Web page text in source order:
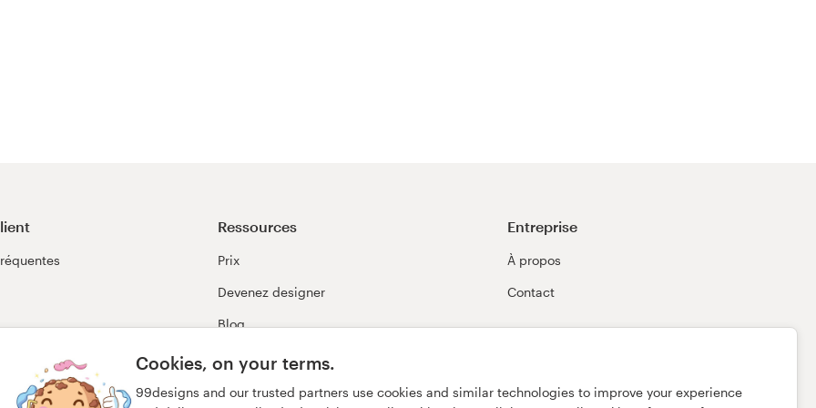
Cookies, on your terms.
99designs and our trusted partners use cookies and similar technologies to improve your experience
Ressources
Prix
Devenez designer
Blog
Entreprise
À propos
Contact